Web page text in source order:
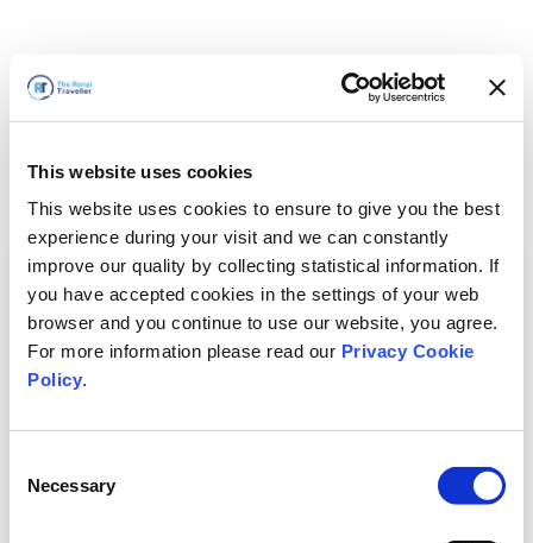
This website uses cookies
This website uses cookies to ensure to give you the best
experience during your visit and we can constantly
improve our quality by collecting statistical information. If
you have accepted cookies in the settings of your web
browser and you continue to use our website, you agree.
For more information please read our Privacy Cookie
Policy.
Selection
Necessary